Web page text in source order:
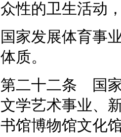
众性的卫生活动
国家发展体育事
体质。
第二十二条 国
文学艺术事业、
书馆博物馆文化